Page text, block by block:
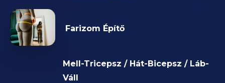
Farizom Építő
Mell-Tricepsz / Hát-Bicepsz / Láb-
Váll